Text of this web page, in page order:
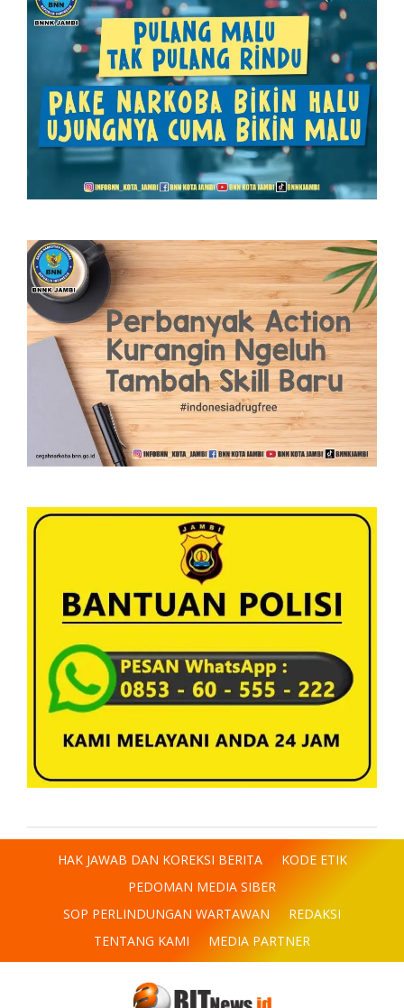
HAK JAWAB DAN KOREKSI BERITA
KODE ETIK
PEDOMAN MEDIA SIBER
SOP PERLINDUNGAN WARTAWAN
REDAKSI
TENTANG KAMI
MEDIA PARTNER